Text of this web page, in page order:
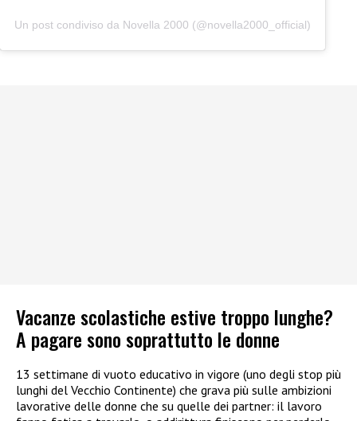
Un post condiviso da Novella 2000 (@novella2000_official)
Vacanze scolastiche estive troppo lunghe?
A pagare sono soprattutto le donne
13 settimane di vuoto educativo in vigore (uno degli stop più
lunghi del Vecchio Continente) che grava più sulle ambizioni
lavorative delle donne che su quelle dei partner: il lavoro